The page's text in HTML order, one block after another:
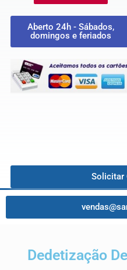
Aberto 24h - Sábados,
domingos e feriados
Solicitar
Dedetização